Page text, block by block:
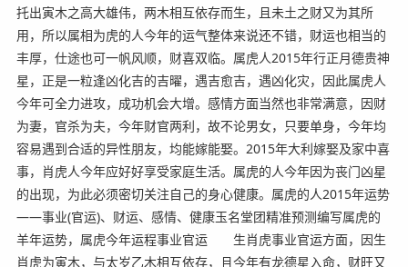
托出寅木之高大雄伟，两木相互依存而生，且未土之财又为其所
用，所以属相为虎的人今年的运气整体来说还不错，财运也相当的
丰厚，仕途也可一帆风顺，财喜双临。属虎人2015年行正月德贵神
星，正是一粒逢凶化吉的吉曜，遇吉愈吉，遇凶化灾，因此属虎人
今年可全力进攻，成功机会大增。感情方面当然也非常满意，因财
为妻，官杀为夫，今年财官两利，故不论男女，只要单身，今年均
容易遇到合适的异性朋友，均能嫁能娶。2015年大利嫁娶及家中喜
事，肖虎人今年应好好享受家庭生活。属虎的人今年因为丧门凶星
的出现，为此必须密切关注自己的身心健康。属虎的人2015年运势
——事业(官运)、财运、感情、健康玉名堂团精准预测编写属虎的
羊年运势，属虎今年运程事业官运 生肖虎事业官运方面，因生
肖虎为寅木，与太岁乙木相互依存，且今年有龙德星入命，财旺又